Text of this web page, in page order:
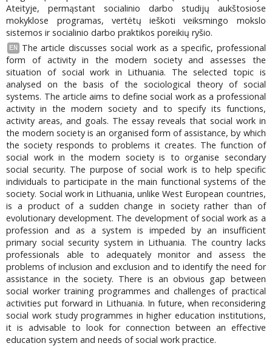
Ateityje, permąstant socialinio darbo studijų aukštosiose
mokyklose programas, vertėtų ieškoti veiksmingo mokslo
sistemos ir socialinio darbo praktikos poreikių ryšio.
EN
The article discusses social work as a specific, professional
form of activity in the modern society and assesses the
situation of social work in Lithuania. The selected topic is
analysed on the basis of the sociological theory of social
systems. The article aims to define social work as a professional
activity in the modern society and to specify its functions,
activity areas, and goals. The essay reveals that social work in
the modern society is an organised form of assistance, by which
the society responds to problems it creates. The function of
social work in the modern society is to organise secondary
social security. The purpose of social work is to help specific
individuals to participate in the main functional systems of the
society. Social work in Lithuania, unlike West European countries,
is a product of a sudden change in society rather than of
evolutionary development. The development of social work as a
profession and as a system is impeded by an insufficient
primary social security system in Lithuania. The country lacks
professionals able to adequately monitor and assess the
problems of inclusion and exclusion and to identify the need for
assistance in the society. There is an obvious gap between
social worker training programmes and challenges of practical
activities put forward in Lithuania. In future, when reconsidering
social work study programmes in higher education institutions,
it is advisable to look for connection between an effective
education system and needs of social work practice.